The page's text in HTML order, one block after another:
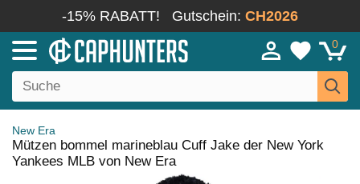
-15% RABATT! Gutschein: CH2026
0
New Era
Mützen bommel marineblau Cuff Jake der New York
Yankees MLB von New Era